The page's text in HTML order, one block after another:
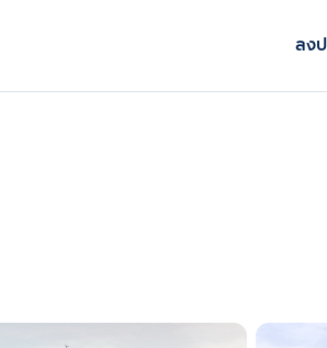
ลง
เลือกยูนิตเพื่อเปรียบเทียบ